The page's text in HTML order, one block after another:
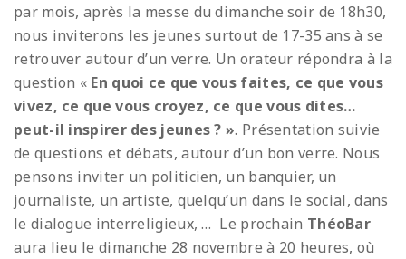
par mois, après la messe du dimanche soir de 18h30,
nous inviterons les jeunes surtout de 17-35 ans à se
retrouver autour d’un verre. Un orateur répondra à la
question « En quoi ce que vous faites, ce que vous
vivez, ce que vous croyez, ce que vous dites…
peut-il inspirer des jeunes ? ». Présentation suivie
de questions et débats, autour d’un bon verre. Nous
pensons inviter un politicien, un banquier, un
journaliste, un artiste, quelqu’un dans le social, dans
le dialogue interreligieux, … Le prochain ThéoBar
aura lieu le dimanche 28 novembre à 20 heures, où